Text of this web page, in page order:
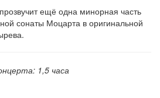
ещё одна минорная часть
сонаты Моцарта в оригинальной
1,5 часа